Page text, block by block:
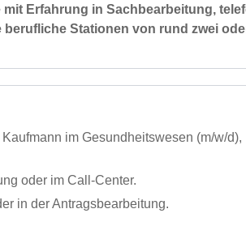
Erfahrung in Sachbearbeitung,
Stationen von rund zwei
im Gesundheitswesen (m/w/d),
oder im Call-Center.
in der Antragsbearbeitung.